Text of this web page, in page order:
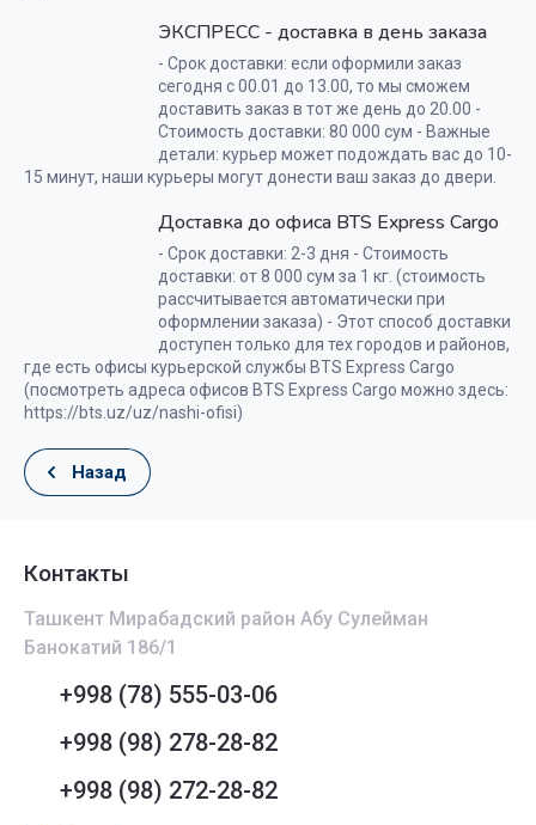
ЭКСПРЕСС - доставка в день заказа
- Срок доставки: если оформили заказ
сегодня с 00.01 до 13.00, то мы сможем
доставить заказ в тот же день до 20.00 -
Стоимость доставки: 80 000 сум - Важные
детали: курьер может подождать вас до 10-
15 минут, наши курьеры могут донести ваш заказ до двери.
Доставка до офиса BTS Express Cargo
- Срок доставки: 2-3 дня - Стоимость
доставки: от 8 000 сум за 1 кг. (стоимость
рассчитывается автоматически при
оформлении заказа) - Этот способ доставки
доступен только для тех городов и районов,
где есть офисы курьерской службы BTS Express Cargo
(посмотреть адреса офисов BTS Express Cargo можно здесь:
https://bts.uz/uz/nashi-ofisi)
Назад
Контакты
Ташкент Мирабадский район Абу Сулейман
Банокатий 186/1
+998 (78) 555-03-06
+998 (98) 278-28-82
+998 (98) 272-28-82